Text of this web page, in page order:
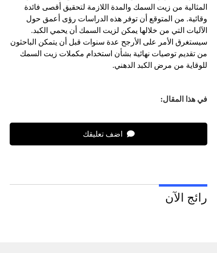
المثالية من زيت السمك والمدة اللازمة لتحقيق أقصى فائدة
وقائية. من المتوقع أن توفر هذه الدراسات رؤى أعمق حول
الآليات التي من خلالها يمكن لزيت السمك أن يحمي الكبد.
سيستغرق الأمر على الأرجح عدة سنوات قبل أن يتمكن الباحثون
من تقديم توصيات نهائية بشأن استخدام مكملات زيت السمك
للوقاية من مرض الكبد الدهني.
في هذا المقال:
اضف تعليقك
رائج الآن